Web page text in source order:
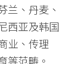
兰、丹麦、
西亚及韩国
业、传理
等范畴。